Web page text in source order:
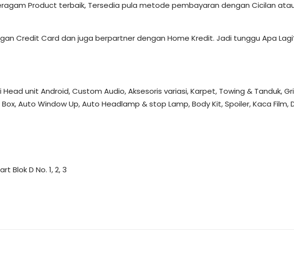
Product terbaik, Tersedia pula metode pembayaran dengan Cicilan
Credit Card dan juga berpartner dengan Home Kredit. Jadi tunggu Apa
unit Android, Custom Audio, Aksesoris variasi, Karpet, Towing & Tanduk,
Auto Window Up, Auto Headlamp & stop Lamp, Body Kit, Spoiler, Kaca Film,
Blok D No. 1, 2, 3